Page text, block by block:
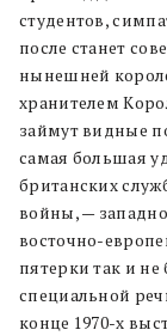
студентов,
после станет
нынешней
хранителем
займут видные
самая большая
британских
войны, —
восточно-
пятерки так и
специальной
конце 1970-х